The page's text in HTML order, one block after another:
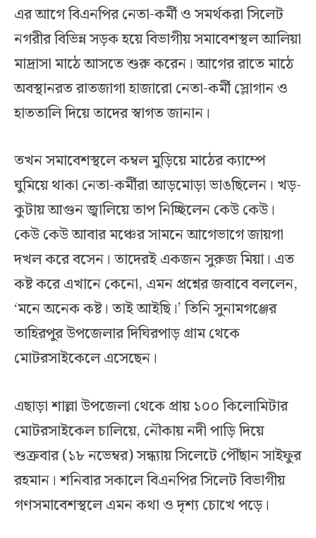
এর আগে বিএনপির নেতা-কর্মী ও সমর্থকরা সিলেট
নগরীর বিভিন্ন সড়ক হয়ে বিভাগীয় সমাবেশস্থল আলিয়া
মাদ্রাসা মাঠে আসতে শুরু করেন। আগের রাতে মাঠে
অবস্থানরত রাতজাগা হাজারো নেতা-কর্মী স্লোগান ও
হাততালি দিয়ে তাদের স্বাগত জানান।
তখন সমাবেশস্থলে কম্বল মুড়িয়ে মাঠের ক্যাম্পে
ঘুমিয়ে থাকা নেতা-কর্মীরা আড়মোড়া ভাঙছিলেন। খড়-
কুটায় আগুন জ্বালিয়ে তাপ নিচ্ছিলেন কেউ কেউ।
কেউ কেউ আবার মঞ্চের সামনে আগেভাগে জায়গা
দখল করে বসেন। তাদেরই একজন সুরুজ মিয়া। এত
কষ্ট করে এখানে কেনো, এমন প্রশ্নের জবাবে বললেন,
‘মনে অনেক কষ্ট। তাই আইছি।’ তিনি সুনামগঞ্জের
তাহিরপুর উপজেলার দিঘিরপাড় গ্রাম থেকে
মোটরসাইকেলে এসেছেন।
এছাড়া শাল্লা উপজেলা থেকে প্রায় ১০০ কিলোমিটার
মোটরসাইকেল চালিয়ে, নৌকায় নদী পাড়ি দিয়ে
শুক্রবার (১৮ নভেম্বর) সন্ধ্যায় সিলেটে পৌঁছান সাইফুর
রহমান। শনিবার সকালে বিএনপির সিলেট বিভাগীয়
গণসমাবেশস্থলে এমন কথা ও দৃশ্য চোখে পড়ে।